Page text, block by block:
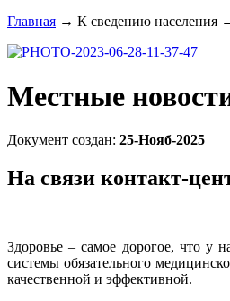
Главная → К сведению населения
Местные
Документ создан: 25-Нояб-2025
На связи контакт-
Здоровье – самое дорогое, что у
системы обязательного
качественной и эффективной.